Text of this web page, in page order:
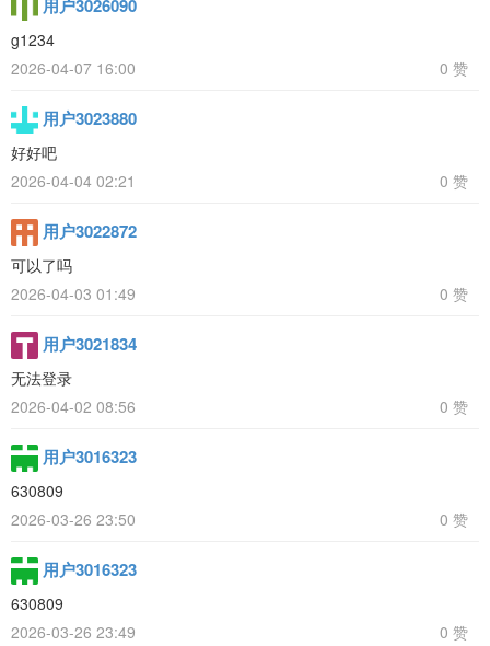
用户3026090
g1234
2026-04-07 16:00
0 赞
用户3023880
好好吧
2026-04-04 02:21
0 赞
用户3022872
可以了吗
2026-04-03 01:49
0 赞
用户3021834
无法登录
2026-04-02 08:56
0 赞
用户3016323
630809
2026-03-26 23:50
0 赞
用户3016323
630809
2026-03-26 23:49
0 赞